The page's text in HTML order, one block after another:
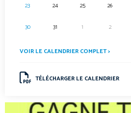
23 24 25 26
30 31 1 2
VOIR LE CALENDRIER COMPLET >
TÉLÉCHARGER LE CALENDRIER